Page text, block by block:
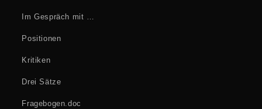
Im Gespräch mit …
Positionen
Kritiken
Drei Sätze
Fragebogen.doc